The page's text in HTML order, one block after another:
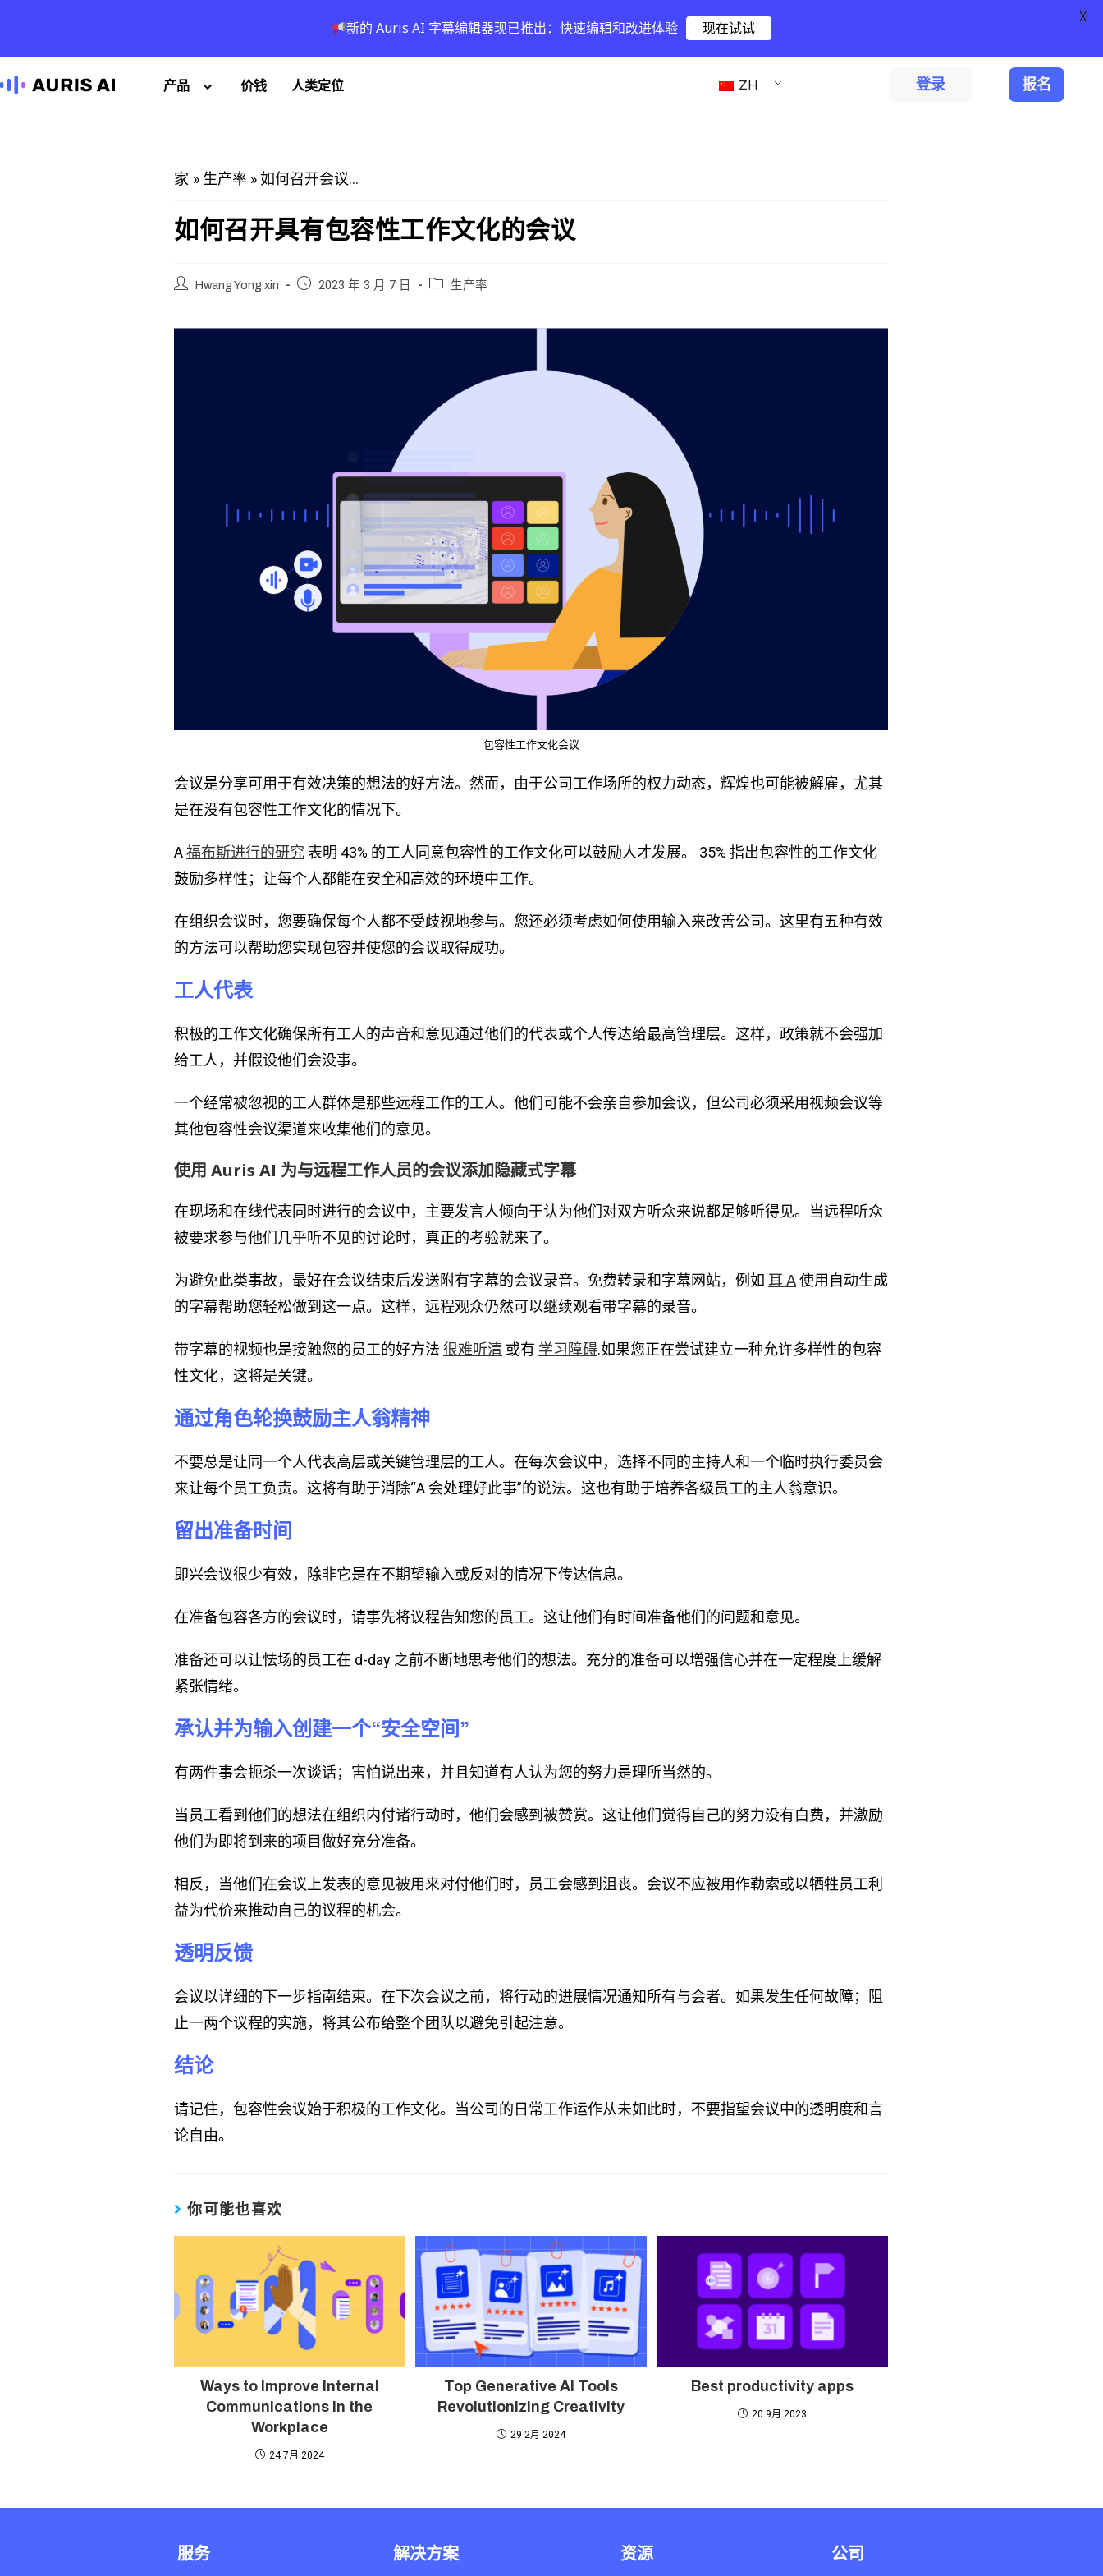
产品 价钱 人类定位 ZH 登录 报名
家 » 生产率 »如何召开会议...
如何召开具有包容性工作文化的会议
Hwang Yong xin 2023 年 3 月 7 日 生产率
包容性工作文化会议
会议是分享可用于有效决策的想法的好方法。然而，由于公司工作场所的权力动态，辉煌也可能被解雇，尤其
是在没有包容性工作文化的情况下。
A 福布斯进行的研究 表明 43% 的工人同意包容性的工作文化可以鼓励人才发展。 35% 指出包容性的工作文化
鼓励多样性；让每个人都能在安全和高效的环境中工作。
在组织会议时，您要确保每个人都不受歧视地参与。您还必须考虑如何使用输入来改善公司。这里有五种有效
的方法可以帮助您实现包容并使您的会议取得成功。
工人代表
积极的工作文化确保所有工人的声音和意见通过他们的代表或个人传达给最高管理层。这样，政策就不会强加
给工人，并假设他们会没事。
一个经常被忽视的工人群体是那些远程工作的工人。他们可能不会亲自参加会议，但公司必须采用视频会议等
其他包容性会议渠道来收集他们的意见。
使用 Auris AI 为与远程工作人员的会议添加隐藏式字幕
在现场和在线代表同时进行的会议中，主要发言人倾向于认为他们对双方听众来说都足够听得见。当远程听众
被要求参与他们几乎听不见的讨论时，真正的考验就来了。
为避免此类事故，最好在会议结束后发送附有字幕的会议录音。免费转录和字幕网站，例如 耳 A 使用自动生成
的字幕帮助您轻松做到这一点。这样，远程观众仍然可以继续观看带字幕的录音。
带字幕的视频也是接触您的员工的好方法 很难听清 或有 学习障碍.如果您正在尝试建立一种允许多样性的包容
性文化，这将是关键。
通过角色轮换鼓励主人翁精神
不要总是让同一个人代表高层或关键管理层的工人。在每次会议中，选择不同的主持人和一个临时执行委员会
来让每个员工负责。这将有助于消除“A 会处理好此事”的说法。这也有助于培养各级员工的主人翁意识。
留出准备时间
即兴会议很少有效，除非它是在不期望输入或反对的情况下传达信息。
在准备包容各方的会议时，请事先将议程告知您的员工。这让他们有时间准备他们的问题和意见。
准备还可以让怯场的员工在 d-day 之前不断地思考他们的想法。充分的准备可以增强信心并在一定程度上缓解
紧张情绪。
承认并为输入创建一个“安全空间”
有两件事会扼杀一次谈话；害怕说出来，并且知道有人认为您的努力是理所当然的。
当员工看到他们的想法在组织内付诸行动时，他们会感到被赞赏。这让他们觉得自己的努力没有白费，并激励
他们为即将到来的项目做好充分准备。
相反，当他们在会议上发表的意见被用来对付他们时，员工会感到沮丧。会议不应被用作勒索或以牺牲员工利
益为代价来推动自己的议程的机会。
透明反馈
会议以详细的下一步指南结束。在下次会议之前，将行动的进展情况通知所有与会者。如果发生任何故障；阻
止一两个议程的实施，将其公布给整个团队以避免引起注意。
结论
请记住，包容性会议始于积极的工作文化。当公司的日常工作运作从未如此时，不要指望会议中的透明度和言
论自由。
你可能也喜欢
Ways to Improve Internal
Communications in the
Workplace
24 7月 2024
Top Generative AI Tools
Revolutionizing Creativity
29 2月 2024
Best productivity apps
20 9月 2023
服务 解决方案 资源 公司
新的 Auris AI 字幕编辑器现已推出：快速编辑和改进体验 现在试试
X